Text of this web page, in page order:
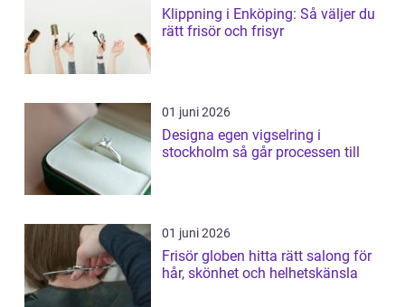
Klippning i Enköping: Så väljer du
rätt frisör och frisyr
01 juni 2026
Designa egen vigselring i
stockholm så går processen till
01 juni 2026
Frisör globen hitta rätt salong för
hår, skönhet och helhetskänsla